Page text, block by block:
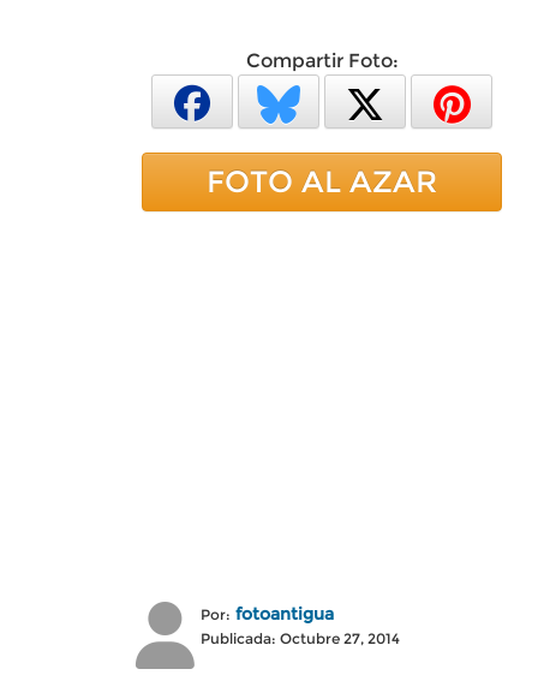
Compartir Foto:
FOTO AL AZAR
Por: fotoantigua
Publicada: Octubre 27, 2014